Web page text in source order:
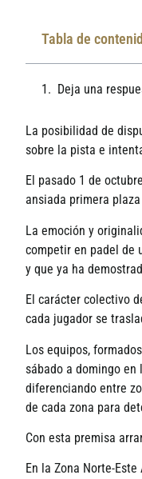
Tabla de
Deja una
La posibilidad de
sobre la pista e
El pasado 1 de
ansiada primera
La emoción y
competir en padel de
y que ya ha
El carácter colectivo
cada jugador se
Los equipos,
sábado a domingo
diferenciando entre
de cada zona para
Con esta premisa
En la Zona Norte-